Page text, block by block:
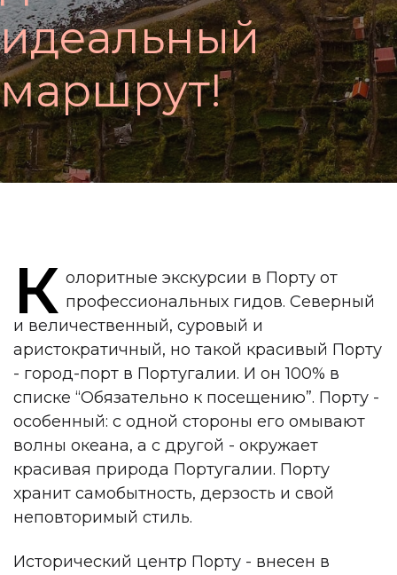
идеальный
маршрут!
К олоритные экскурсии в Порту от
профессиональных гидов. Северный
и величественный, суровый и
аристократичный, но такой красивый Порту
- город-порт в Португалии. И он 100% в
списке “Обязательно к посещению”. Порту -
особенный: с одной стороны его омывают
волны океана, а с другой - окружает
красивая природа Португалии. Порту
хранит самобытность, дерзость и свой
неповторимый стиль.
Исторический центр Порту - внесен в